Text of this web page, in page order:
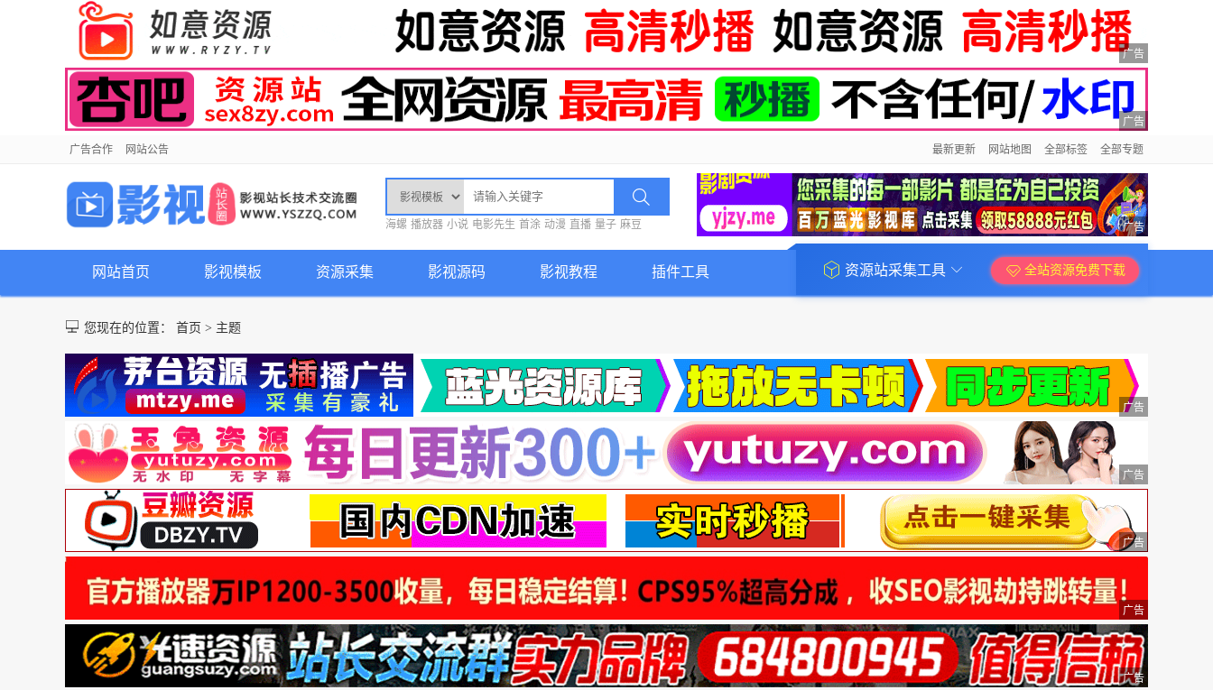
广告
广告
广告合作 网站公告 最新更新 网站地图 全部标签 全部专题
海螺 播放器 小说 电影先生 首涂 动漫 直播 量子 麻豆 广告
网站首页 影视模板 资源采集 影视源码 影视教程 插件工具 资源站采集工具 全站资源免费下载
您现在的位置： 首页 > 主题
广告
广告
广告
广告
广告